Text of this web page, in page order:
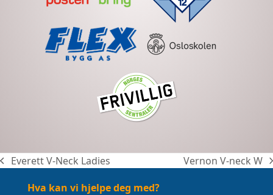
previous
Everett V-Neck Ladies
next
Vernon V-neck W
Hva kan vi hjelpe deg med?